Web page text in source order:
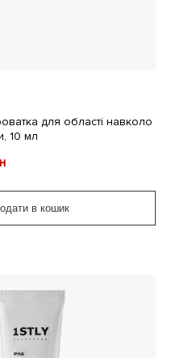
для області навколо
10 мл
в кошик